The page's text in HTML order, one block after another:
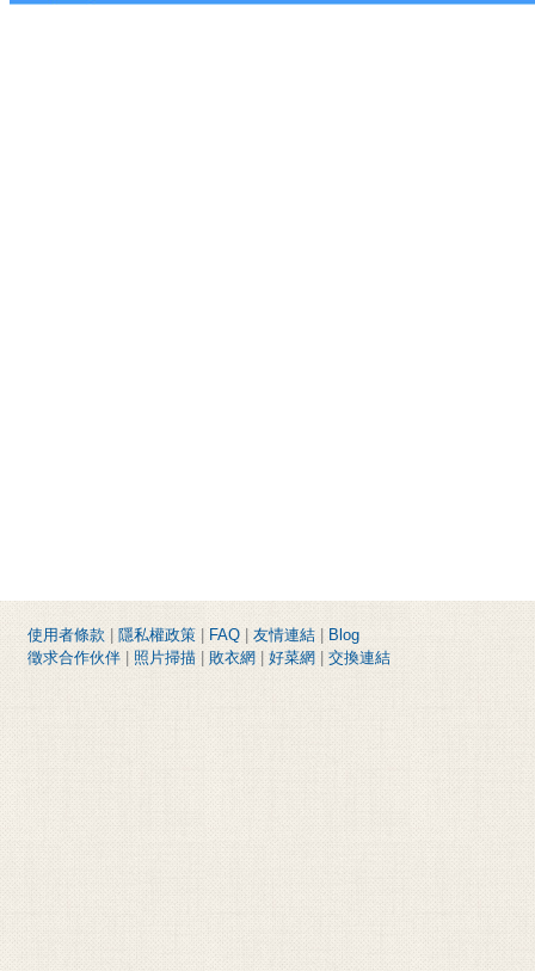
使用者條款 隱私權政策 FAQ 友情連結
Blog
徵求合作伙伴
照片掃描 敗衣網 好菜網 交換連結